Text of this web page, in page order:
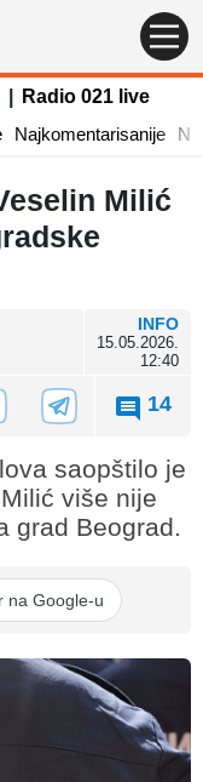
Radio 021 live
Najkomentarisanije
Milić
INFO
15.05.2026.
12:40
14
saopštilo je
više nije
grad Beograd.
na Google-u